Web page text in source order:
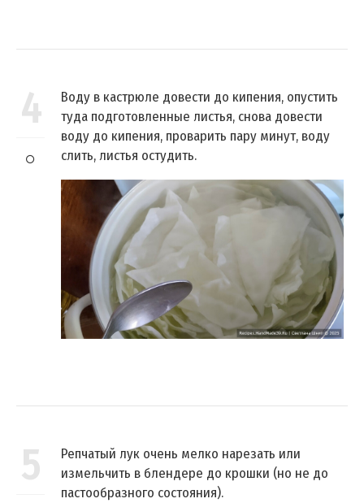
4
Воду в кастрюле довести до кипения, опустить
туда подготовленные листья, снова довести
воду до кипения, проварить пару минут, воду
слить, листья остудить.
5
Репчатый лук очень мелко нарезать или
измельчить в блендере до крошки (но не до
пастообразного состояния).